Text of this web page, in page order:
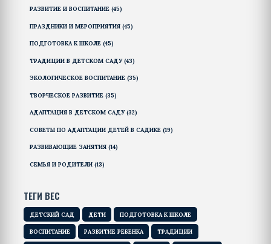
РАЗВИТИЕ И ВОСПИТАНИЕ (45)
ПРАЗДНИКИ И МЕРОПРИЯТИЯ (45)
ПОДГОТОВКА К ШКОЛЕ (45)
ТРАДИЦИИ В ДЕТСКОМ САДУ(43)
ЭКОЛОГИЧЕСКОЕ ВОСПИТАНИЕ (35)
ТВОРЧЕСКОЕ РАЗВИТИЕ (35)
АДАПТАЦИЯ В ДЕТСКОМ САДУ(32)
СОВЕТЫ ПО АДАПТАЦИИ ДЕТЕЙ В САДИКЕ (19)
РАЗВИВАЮЩИЕ ЗАНЯТИЯ (14)
СЕМЬЯ И РОДИТЕЛИ (13)
ТЕГИ ВЕС
ДЕТСКИЙ САД ДЕТИ ПОДГОТОВКА К ШКОЛЕ
ВОСПИТАНИЕ РАЗВИТИЕ РЕБЕНКА ТРАДИЦИИ